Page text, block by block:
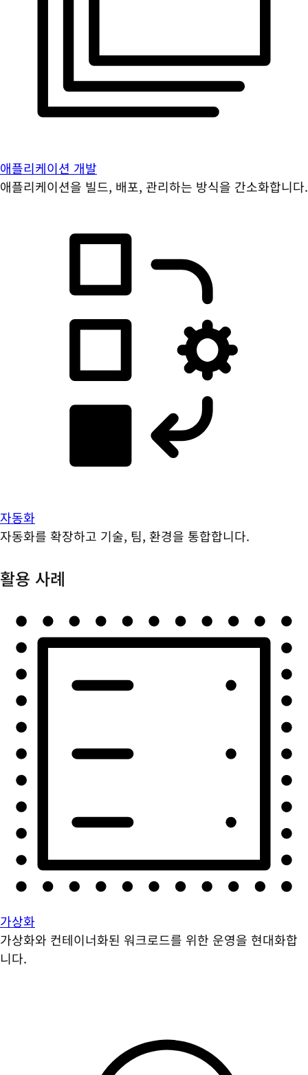
애플리케이션 개발
애플리케이션을 빌드, 배포, 관리하는 방식을 간소화합니다.
자동화
자동화를 확장하고 기술, 팀, 환경을 통합합니다.
활용 사례
가상화
가상화와 컨테이너화된 워크로드를 위한 운영을 현대화합
니다.